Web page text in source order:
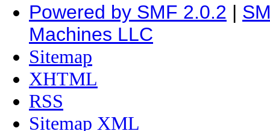
Powered by SMF 2.0.2 |
Machines LLC
Sitemap
XHTML
RSS
Sitemap XML